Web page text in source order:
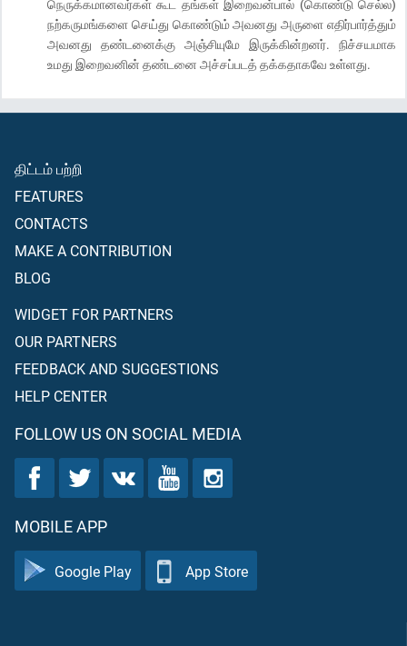
நெருக்கமானவர்கள் கூட தங்கள் இறைவன்பால் (கொண்டு செல்ல)
நற்கருமங்களை செய்து கொண்டும் அவனது அருளை எதிர்பார்த்தும்
அவனது தண்டனைக்கு அஞ்சியுமே இருக்கின்றனர். நிச்சயமாக
உமது இறைவனின் தண்டனை அச்சப்படத் தக்கதாகவே உள்ளது.
திட்டம் பற்றி
FEATURES
CONTACTS
MAKE A CONTRIBUTION
BLOG
WIDGET FOR PARTNERS
OUR PARTNERS
FEEDBACK AND SUGGESTIONS
HELP CENTER
FOLLOW US ON SOCIAL MEDIA
MOBILE APP
Google Play App Store